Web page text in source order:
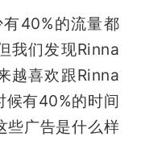
40%的流量都
我们发现Rinna
越喜欢跟Rinna
候有40%的时间
些广告是什么样